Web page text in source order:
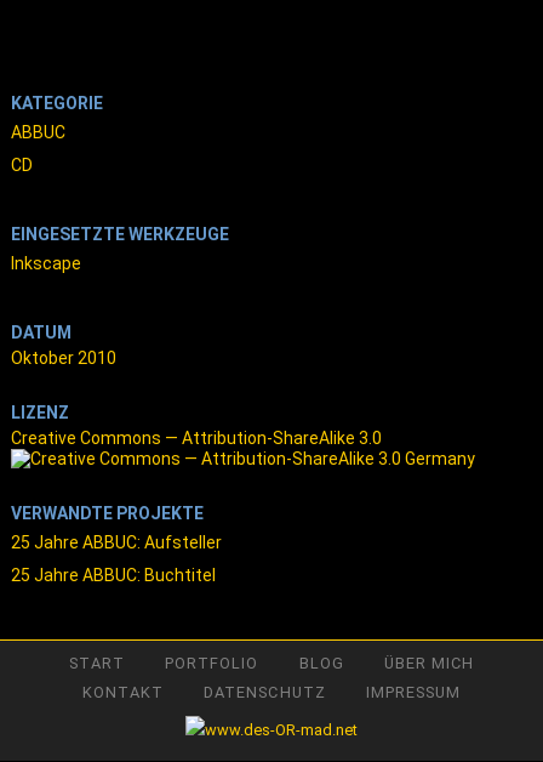
KATEGORIE
ABBUC
CD
EINGESETZTE WERKZEUGE
Inkscape
DATUM
Oktober 2010
LIZENZ
Creative Commons — Attribution-ShareAlike 3.0
VERWANDTE PROJEKTE
25 Jahre ABBUC: Aufsteller
25 Jahre ABBUC: Buchtitel
START PORTFOLIO BLOG
ÜBER MICH
KONTAKT
DATENSCHUTZ IMPRESSUM